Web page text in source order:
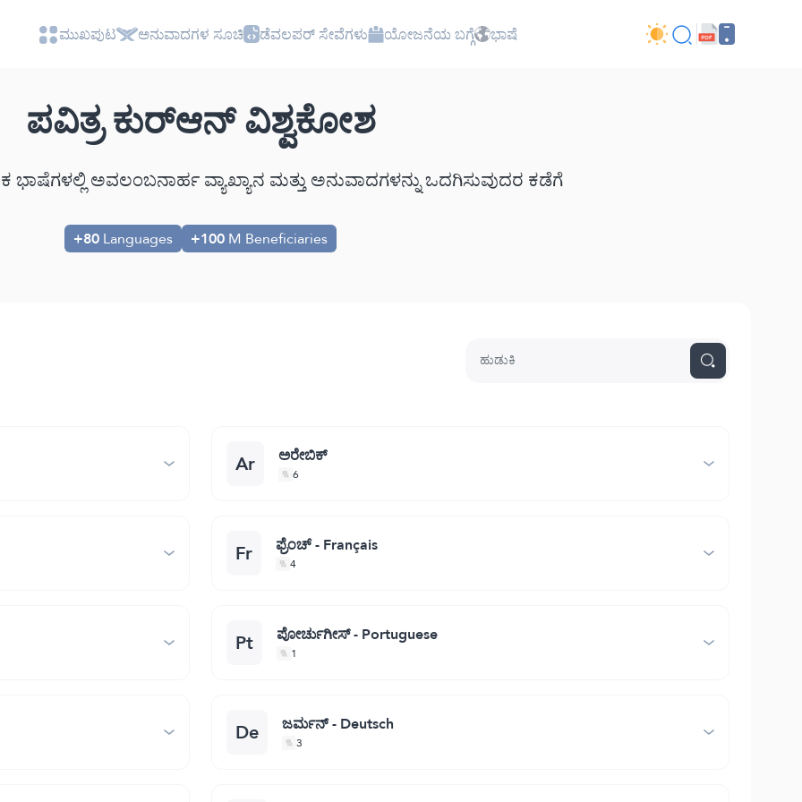
ಮುಖಪುಟ ಅನುವಾದಗಳ ಸೂಚಿ ಡೆವಲಪರ್ ಸೇವೆಗಳು ಯೋಜನೆಯ ಬಗ್ಗೆ ಭಾಷೆ
ಪವಿತ್ರ ಕುರ್‌ಆನ್ ವಿಶ್ವಕೋಶ
ಭಾಷೆಗಳಲ್ಲಿ ಅವಲಂಬನಾರ್ಹ ವ್ಯಾಖ್ಯಾನ ಮತ್ತು ಅನುವಾದಗಳನ್ನು ಒದಗಿಸುವುದರ ಕಡೆಗೆ
+80Languages +100M Beneficiaries
Ar ಅರೇಬಿಕ್
6
Fr ಫ್ರೆಂಚ್ - Français
4
Pt ಪೋರ್ಚುಗೀಸ್ - Portuguese
1
De ಜರ್ಮನ್ - Deutsch
3